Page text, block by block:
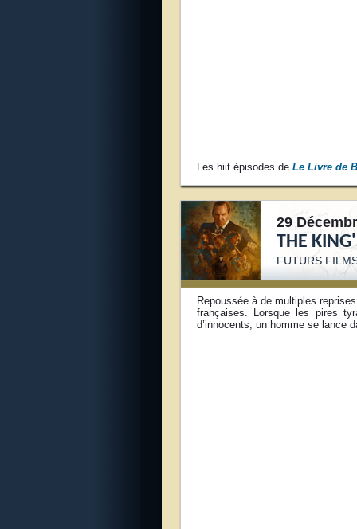
Les hiit épisodes de Le Livre de
29
THE
FUTURS
Repoussée à de multiples
françaises. Lorsque les pires
d’innocents, un homme se lance